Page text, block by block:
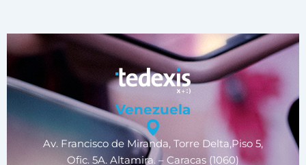
Venezuela
Av. Francisco de Miranda, Torre Delta,Piso 5,
Ofic. 5A. Altamira. – Caracas (1060)